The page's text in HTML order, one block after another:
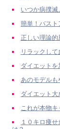
いつか病撲滅
簡単！バスト
正しい理論的
リラックし
ダイエット
あのモデルも
ダイエット
これが本物
１０キロ痩